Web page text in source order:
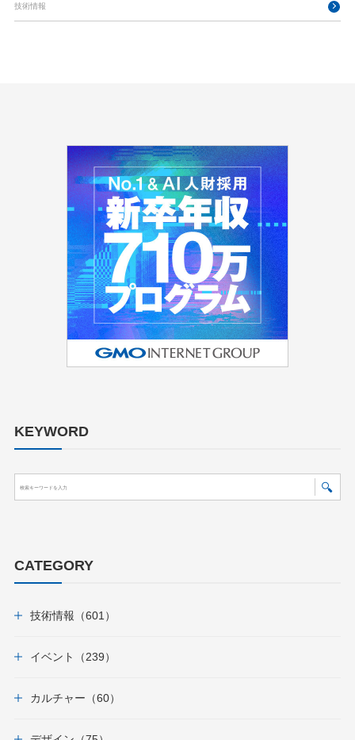
技術情報
KEYWORD
CATEGORY
技術情報（601）
イベント（239）
カルチャー（60）